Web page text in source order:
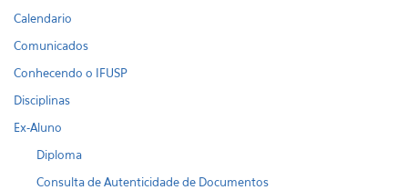
Calendario
Comunicados
Conhecendo o IFUSP
Disciplinas
Ex-Aluno
Diploma
Consulta de Autenticidade de Documentos